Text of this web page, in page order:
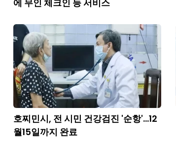
에 무인 체크인 등 서비스
호찌민시, 전 시민 건강검진 '순항'...12
월15일까지 완료